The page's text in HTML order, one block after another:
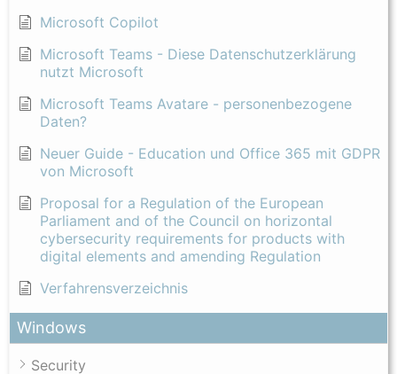
Microsoft Copilot
Microsoft Teams - Diese Datenschutzerklärung
nutzt Microsoft
Microsoft Teams Avatare - personenbezogene
Daten?
Neuer Guide - Education und Office 365 mit GDPR
von Microsoft
Proposal for a Regulation of the European
Parliament and of the Council on horizontal
cybersecurity requirements for products with
digital elements and amending Regulation
Verfahrensverzeichnis
Windows
Security